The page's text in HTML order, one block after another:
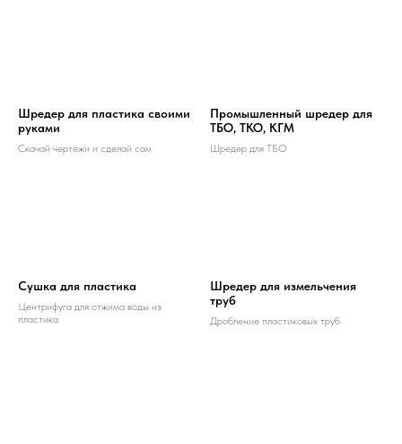
Шредер для пластика своими
руками
Скачай чертежи и сделай сам
Промышленный шредер для
ТБО, ТКО, КГМ
Шредер для ТБО
Сушка для пластика
Центрифуга для отжима воды из
пластика
Шредер для измельчения
труб
Дробление пластиковых труб